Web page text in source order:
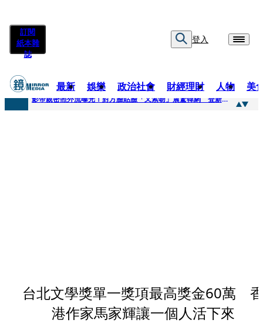
訂閱
紙本雜
誌
登入
最新 娛樂 政治社會 財經理財 人物 美
快訊
影帝親密照外流曝光！對方臉貼臉「又索吻」震驚韓網 登新聞熱搜第一
台北文學獎單一獎項最高獎金60萬
港作家馬家輝讓一個人活下來